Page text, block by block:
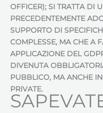
OFFICER); SI TRATTA DI
PRECEDENTEMENTE
SUPPORTO DI
COMPLESSE, MA CHE A
APPLICAZIONE DEL
DIVENUTA
PUBBLICO, MA ANCHE
PRIVATE.